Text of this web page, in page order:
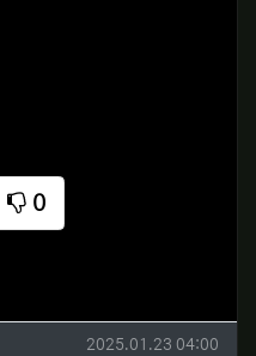
0
비추천
작성일
2025.01.23 04:00